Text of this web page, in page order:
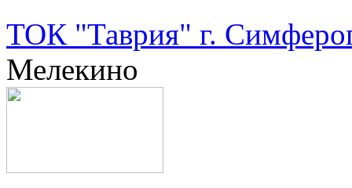
ТОК "Таврия" г.
Мелекино